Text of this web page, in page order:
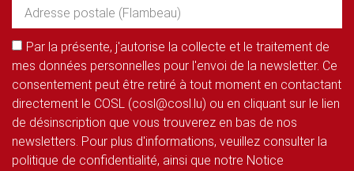
Par la présente, j'autorise la collecte et le traitement de
mes données personnelles pour l'envoi de la newsletter. Ce
consentement peut être retiré à tout moment en contactant
directement le COSL (cosl@cosl.lu) ou en cliquant sur le lien
de désinscription que vous trouverez en bas de nos
newsletters. Pour plus d'informations, veuillez consulter la
politique de confidentialité, ainsi que notre Notice